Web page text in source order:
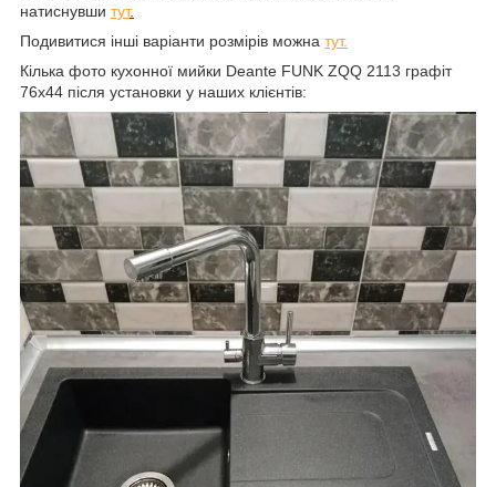
натиснувши тут.
Подивитися інші варіанти розмірів можна тут.
Кілька фото кухонної мийки Deante FUNK ZQQ 2113 графіт
76х44 після установки у наших клієнтів: